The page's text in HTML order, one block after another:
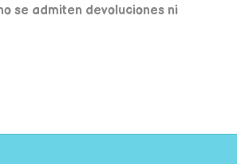
se admiten devoluciones ni